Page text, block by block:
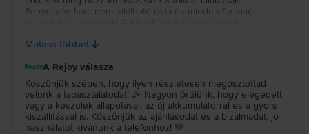
Semmilyen karc nem található rajta és minden funkció
tudom ajánlani!
Mutass többet
A Rejoy válasza
Köszönjük szépen, hogy ilyen részletesen megosztottad
velünk a tapasztalatodat! 🎉 Nagyon örülünk, hogy elégedett
vagy a készülék állapotával, az új akkumulátorral és a gyors
kiszállítással is. Köszönjük az ajánlásodat és a bizalmadat, jó
használatot kívánunk a telefonhoz! 💚